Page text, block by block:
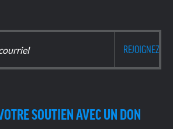
SOUTIEN AVEC UN DON